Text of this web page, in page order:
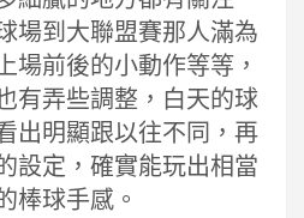
場到大聯盟賽那人滿為
場前後的小動作等等，
有弄些調整，白天的球
出明顯跟以往不同，再
設定，確實能玩出相當
棒球手感。